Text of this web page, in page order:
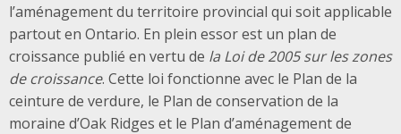
l’aménagement du territoire provincial qui soit applicable
partout en Ontario. En plein essor est un plan de
croissance publié en vertu de la Loi de 2005 sur les zones
de croissance. Cette loi fonctionne avec le Plan de la
ceinture de verdure, le Plan de conservation de la
moraine d’Oak Ridges et le Plan d’aménagement de